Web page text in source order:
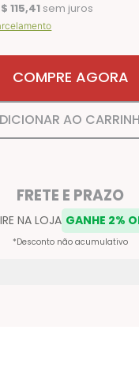
115,41 sem juros
COMPRE AGORA
AO